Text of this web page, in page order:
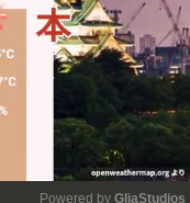
Powered by GliaStudios